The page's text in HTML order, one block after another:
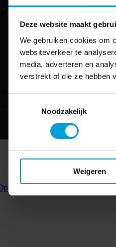
Deze website maakt
We gebruiken cookies om
websiteverkeer te
media, adverteren en
verstrekt of die ze hebben
Noodzakelijk
Weigeren